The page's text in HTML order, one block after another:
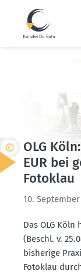
OLG
EUR bei
Fotoklau
10. September
Das OLG
(Beschl. v.
bisherige
Fotoklau